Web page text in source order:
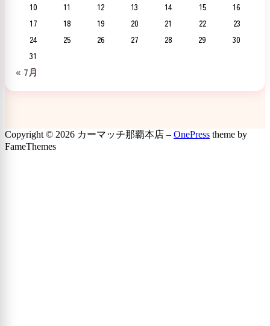
10
11 12 13 14 15
16
17
18 19 20 21 22
23
24
25 26 27 28 29
30
31
« 7月
Copyright © 2026 カーマッチ那覇本店 – OnePress theme by
FameThemes